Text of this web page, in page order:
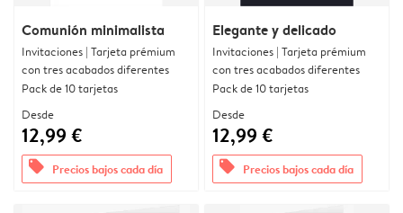
Comunión minimalista
Invitaciones | Tarjeta prémium
con tres acabados diferentes
Pack de 10 tarjetas
Desde
12,99 €
offers Precios bajos cada día
Elegante y delicado
Invitaciones | Tarjeta prémium
con tres acabados diferentes
Pack de 10 tarjetas
Desde
12,99 €
offers Precios bajos cada día